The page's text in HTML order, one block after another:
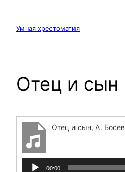
Умная хрестоматия
Отец и сын
Отец и сын, А. Босев
Аудиоплеер
00:00